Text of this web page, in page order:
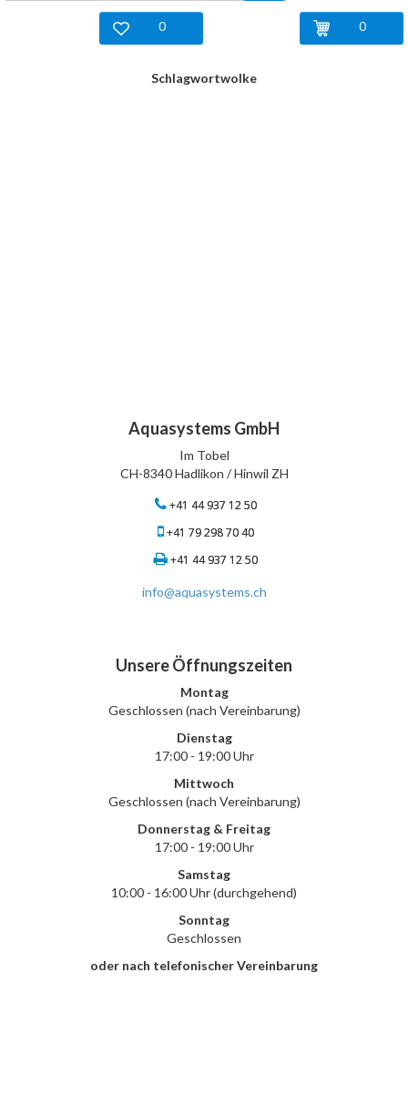
0
0
Schlagwortwolke
Aquasystems GmbH
Im Tobel
CH-8340 Hadlikon / Hinwil ZH
+41 44 937 12 50
+41 79 298 70 40
+41 44 937 12 50
info@aquasystems.ch
Unsere Öffnungszeiten
Montag
Geschlossen (nach Vereinbarung)
Dienstag
17:00 - 19:00 Uhr
Mittwoch
Geschlossen (nach Vereinbarung)
Donnerstag & Freitag
17:00 - 19:00 Uhr
Samstag
10:00 - 16:00 Uhr (durchgehend)
Sonntag
Geschlossen
oder nach telefonischer Vereinbarung